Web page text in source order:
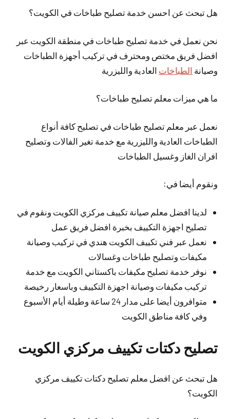
هل تبحث عن احسن خدمة تصليح طباخات في الكويت؟
نحن نعمل في خدمة تصليح طباخات في منطقة الكويت عبر
افضل فريق مختص ومحترف في تركيب أجهزة الطباخات
وصيانة الطباخات العادية والليزرية
ما هي ميزات معلم تصليح طباخات؟
نعمل عبر معلم تصليح طباخات في تصليح كافة أنواع
الطباخات العادية والليزرية مع خدمة تغير الفالات وتصليح
افران الغاز وغسيل الطباخات
ونقوم أيضا في:
لدينا افضل معلم صيانة تكييف مركزي الكويت ونقوم في
تصليح اجهزة التكييف بخبرة افضل فريق عمل
نعمل عبر فني تكييف الكويت هندي في تركيب وصيانة
مكيفات وتصليح طباخات وغسالات
نوفر خدمة تصليح مكيفات باكستاني الكويت مع خدمة
تركيب مكيفات وصيانة اجهزة التكييف وباسعار رخيصة
متوافرون أيضا على مدار 24 ساعة وطيلة أيام الأسبوع
وفي كافة مناطق الكويت
تصليح دكتات تكييف مركزي الكويت
هل تبحث عن افضل معلم تصليح دكتات تكييف مركزي
الكويت؟